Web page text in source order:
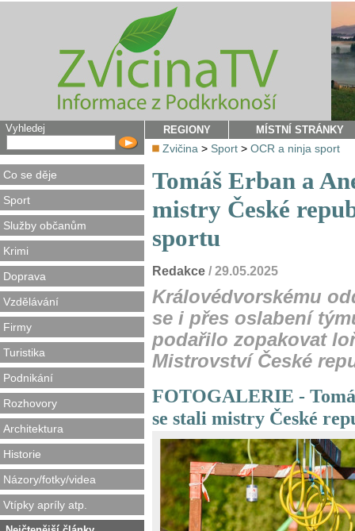
Vyhledej
Co se děje
Sport
Služby občanům
Krimi
Doprava
Vzdělávání
Firmy
Turistika
Podnikání
Rozhovory
Architektura
Historie
Názory/fotky/videa
Vtípky apríly atp.
REGIONY MÍSTNÍ STRÁNKY
Zvičina > Sport > OCR a ninja sport
Tomáš Erban a
mistry České
sportu
Redakce / 29.05.2025
Královédvorskému
se i přes oslabení
podařilo zopakovat
Mistrovství České
FOTOGALERIE -
se stali mistry České